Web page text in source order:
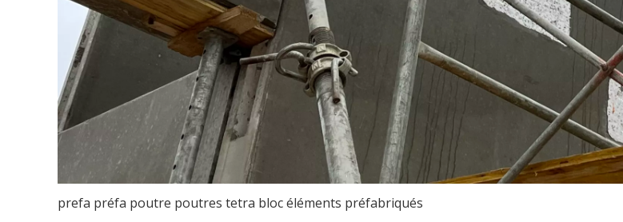
prefa préfa poutre poutres tetra bloc éléments préfabriqués